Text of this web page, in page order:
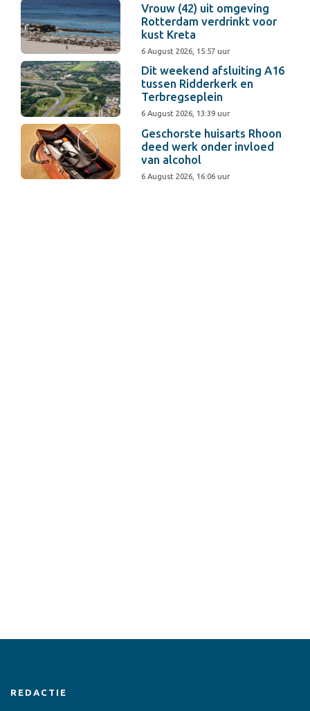
Vrouw (42) uit omgeving
Rotterdam verdrinkt voor
kust Kreta
6 August 2026, 15:57 uur
Dit weekend afsluiting A16
tussen Ridderkerk en
Terbregseplein
6 August 2026, 13:39 uur
Geschorste huisarts Rhoon
deed werk onder invloed
van alcohol
6 August 2026, 16:06 uur
REDACTIE